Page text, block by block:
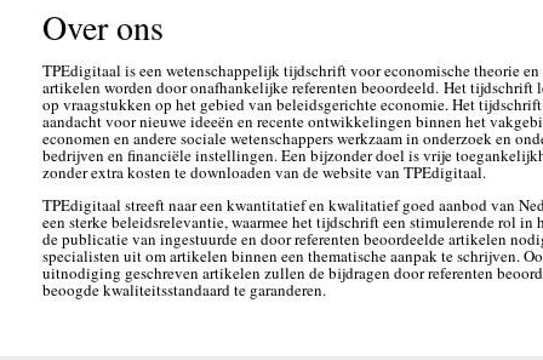
Over ons
TPEdigitaal is een wetenschappelijk tijdschrift voor economische theorie
artikelen worden door onafhankelijke referenten beoordeeld. Het tijdschrift
op vraagstukken op het gebied van beleidsgerichte economie. Het
aandacht voor nieuwe ideeën en recente ontwikkelingen binnen het
economen en andere sociale wetenschappers werkzaam in onderzoek en
bedrijven en financiële instellingen. Een bijzonder doel is vrije
zonder extra kosten te downloaden van de website van TPEdigitaal.
TPEdigitaal streeft naar een kwantitatief en kwalitatief goed aanbod van
een sterke beleidsrelevantie, waarmee het tijdschrift een stimulerende rol in
de publicatie van ingestuurde en door referenten beoordeelde artikelen
specialisten uit om artikelen binnen een thematische aanpak te schrijven.
uitnodiging geschreven artikelen zullen de bijdragen door referenten
beoogde kwaliteitsstandaard te garanderen.